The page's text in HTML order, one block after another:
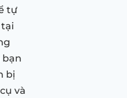
tự
bị
và